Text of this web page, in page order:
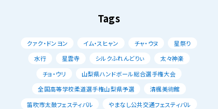
Tags
クァク・ドンヨン イム・スヒャン チャ・ウヌ
星祭り
水行
星雲寺 シルクふれんどりぃ
太々神楽
チョ・ウリ
山梨県ハンドボール総合選手権大会
全国高等学校柔道選手権山梨県予選
清楓美術館
笛吹市太鼓フェスティバル
やまなし公共交通フェスティバル